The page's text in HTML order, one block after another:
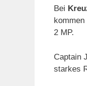
Bei
2 MP.
Captain
starkes